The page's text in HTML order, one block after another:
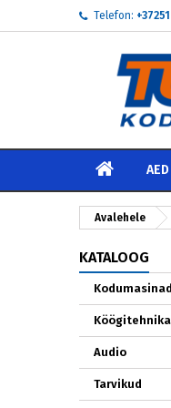
Telefon:
AVALEHELE
AED
Avalehele
KATALOOG
Kodumasinad
Köögitehnika
Audio
Tarvikud